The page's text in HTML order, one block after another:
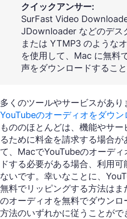
クイックアンサー:
SurFast Video
JDownloader などのデス
または YTMP3 のような
を使用して、Mac に無料
声をダウンロードすること
多くのツールやサービスがあり
YouTubeのオーディオをダウン
もののほとんどは、機能やサ
るために料金を請求する場合が
て、MacでYouTubeのオーデ
ドする必要がある場合、利用
ないです。幸いなことに、
無料でリッピングする方法は
のオーディオを無料でダウン
方法のいずれかに従うことがで